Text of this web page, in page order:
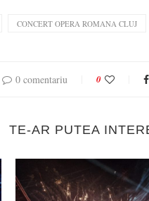
CONCERT OPERA ROMANA CLUJ
0 comentariu 0
TE-AR PUTEA